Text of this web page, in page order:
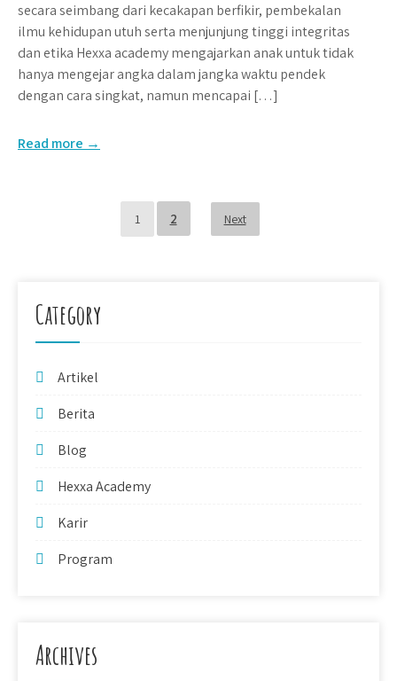
secara seimbang dari kecakapan berfikir, pembekalan
ilmu kehidupan utuh serta menjunjung tinggi integritas
dan etika Hexxa academy mengajarkan anak untuk tidak
hanya mengejar angka dalam jangka waktu pendek
dengan cara singkat, namun mencapai […]
Read more →
1 2 Next
Category
Artikel
Berita
Blog
Hexxa Academy
Karir
Program
Archives